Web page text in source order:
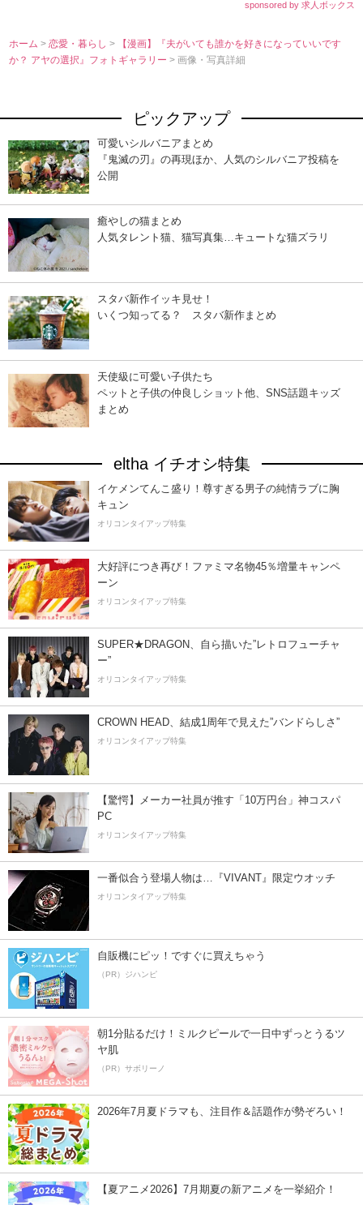
sponsored by 求人ボックス
ホーム >恋愛・暮らし>
【漫画】『夫がいても誰かを好きになっていいです
か？ アヤの選択』フォトギャラリー> 画像・写真詳細
ピックアップ
可愛いシルバニアまとめ
『鬼滅の刃』の再現ほか、人気のシルバニア投稿を
公開
癒やしの猫まとめ
人気タレント猫、猫写真集…キュートな猫ズラリ
スタバ新作イッキ見せ！
いくつ知ってる？ スタバ新作まとめ
天使級に可愛い子供たち
ペットと子供の仲良しショット他、SNS話題キッズ
まとめ
eltha イチオシ特集
イケメンてんこ盛り！尊すぎる男子の純情ラブに胸
キュン
オリコンタイアップ特集
大好評につき再び！ファミマ名物45％増量キャンペ
ーン
オリコンタイアップ特集
SUPER★DRAGON、自ら描いた”レトロフューチャ
ー”
オリコンタイアップ特集
CROWN HEAD、結成1周年で見えた”バンドらしさ”
オリコンタイアップ特集
【驚愕】メーカー社員が推す「10万円台」神コスパ
PC
オリコンタイアップ特集
一番似合う登場人物は…『VIVANT』限定ウオッチ
オリコンタイアップ特集
自販機にピッ！ですぐに買えちゃう
（PR）ジハンピ
朝1分貼るだけ！ミルクピールで一日中ずっとうるツ
ヤ肌
（PR）サボリーノ
2026年7月夏ドラマも、注目作＆話題作が勢ぞろい！
【夏アニメ2026】7月期夏の新アニメを一挙紹介！